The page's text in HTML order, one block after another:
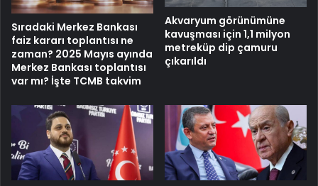
Sıradaki Merkez Bankası
faiz kararı toplantısı ne
zaman? 2025 Mayıs ayında
Merkez Bankası toplantısı
var mı? İşte TCMB takvim
Akvaryum görünümüne
kavuşması için 1,1 milyon
metreküp dip çamuru
çıkarıldı